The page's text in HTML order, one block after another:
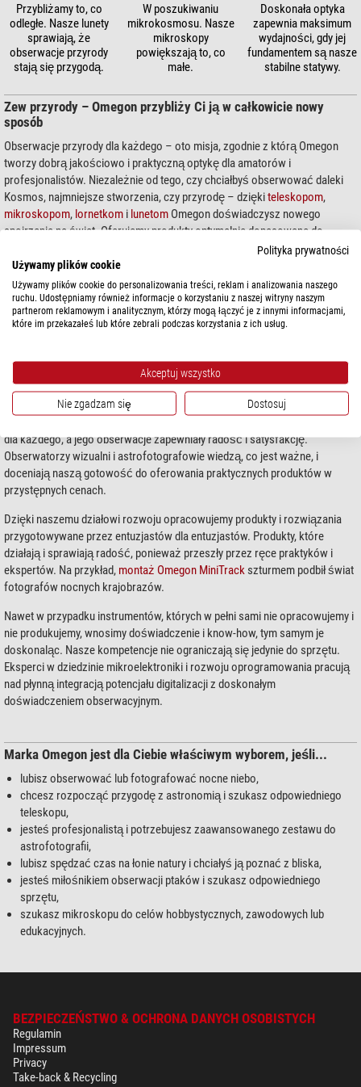
Przybliżamy to, co
odległe. Nasze lunety
sprawiają, że
obserwacje przyrody
stają się przygodą.
W poszukiwaniu
mikrokosmosu. Nasze
mikroskopy
powiększają to, co
małe.
Doskonała optyka
zapewnia maksimum
wydajności, gdy jej
fundamentem są nasze
stabilne statywy.
Zew przyrody – Omegon przybliży Ci ją w całkowicie nowy
sposób
Obserwacje przyrody dla każdego – oto misja, zgodnie z którą Omegon
tworzy dobrą jakościowo i praktyczną optykę dla amatorów i
profesjonalistów. Niezależnie od tego, czy chciałbyś obserwować daleki
Kosmos, najmniejsze stworzenia, czy przyrodę – dziękiteleskopom,
mikroskopom, lornetkom i lunetom Omegon doświadczysz nowego
spojrzenia na świat. Oferujemy produkty optymalnie dopasowane do
potrzeb zarówno użytkowników początkujących, jak i zaawansowanych,
oraz profesjonalistów.
Jesteśmy Omegon
roku 2007, Omegon stał się uznaną marką w dziedzinie astronomii
amatorskiej. Nasz sukces mówi sam za siebie: klienci z ponad 140 krajów
zaufali marce Omegon.
dla każdego, a jego obserwacje zapewniały radość i satysfakcję.
Obserwatorzy wizualni i astrofotografowie wiedzą, co jest ważne, i
doceniają naszą gotowość do oferowania praktycznych produktów w
przystępnych cenach.
Dzięki naszemu działowi rozwoju opracowujemy produkty i rozwiązania
przygotowywane przez entuzjastów dla entuzjastów. Produkty, które
działają i sprawiają radość, ponieważ przeszły przez ręce praktyków i
ekspertów. Na przykład, montaż Omegon MiniTrack szturmem podbił świat
fotografów nocnych krajobrazów.
Nawet w przypadku instrumentów, których w pełni sami nie opracowujemy i
nie produkujemy, wnosimy doświadczenie i know-how, tym samym je
doskonaląc. Nasze kompetencje nie ograniczają się jedynie do sprzętu.
Eksperci w dziedzinie mikroelektroniki i rozwoju oprogramowania pracują
nad płynną integracją potencjału digitalizacji z doskonałym
doświadczeniem obserwacyjnym.
Marka Omegon jest dla Ciebie właściwym wyborem, jeśli...
lubisz obserwować lub fotografować nocne niebo,
chcesz rozpocząć przygodę z astronomią i szukasz odpowiedniego
teleskopu,
jesteś profesjonalistą i potrzebujesz zaawansowanego zestawu do
astrofotografii,
lubisz spędzać czas na łonie natury i chciałyś ją poznać z bliska,
jesteś miłośnikiem obserwacji ptaków i szukasz odpowiedniego
sprzętu,
szukasz mikroskopu do celów hobbystycznych, zawodowych lub
edukacyjnych.
BEZPIECZEŃSTWO & OCHRONA DANYCH OSOBISTYCH
Regulamin
Impressum
Privacy
Take-back & Recycling
Polityka prywatności
Używamy plików cookie
Używamy plików cookie do personalizowania treści, reklam i analizowania naszego
ruchu. Udostępniamy również informacje o korzystaniu z naszej witryny naszym
partnerom reklamowym i analitycznym, którzy mogą łączyć je z innymi informacjami,
które im przekazałeś lub które zebrali podczas korzystania z ich usług.
Akceptuj wszystko
Nie zgadzam się Dostosuj